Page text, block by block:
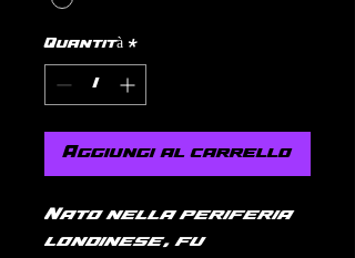
Quantità *
Aggiungi al carrello
Nato nella periferia
londinese, fu